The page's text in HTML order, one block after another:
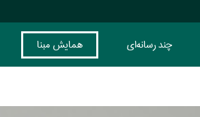
چند رسانه‌ای همایش مبنا